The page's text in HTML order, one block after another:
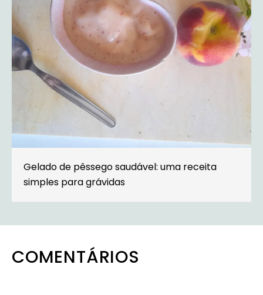
Gelado de pêssego saudável: uma receita
simples para grávidas
COMENTÁRIOS